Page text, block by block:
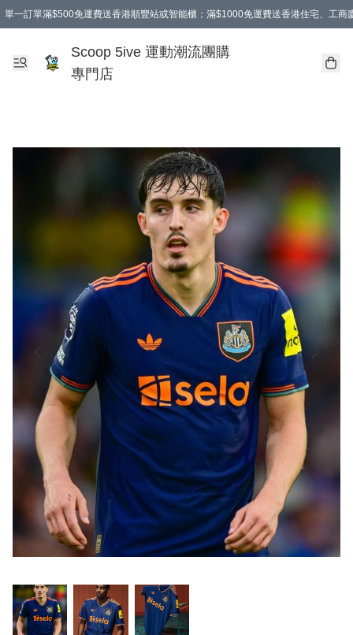
單一訂單滿$500免運費送香港順豐站或智能櫃；滿$1000免運費送香港住宅、工商
Scoop 5ive 運動潮流團購
專門店